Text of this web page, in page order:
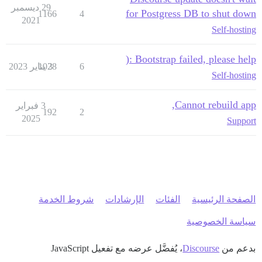
for Postgress DB to shut down
Self-hosting
4
1166
29 ديسمبر
2021
Bootstrap failed, please help :(
Self-hosting
6
1028
3 يناير 2023
Cannot rebuild app,
Support
2
192
3 فبراير
2025
الصفحة الرئيسية الفئات الإرشادات شروط الخدمة
سياسة الخصوصية
بدعم من Discourse، يُفضَّل عرضه مع تفعيل JavaScript